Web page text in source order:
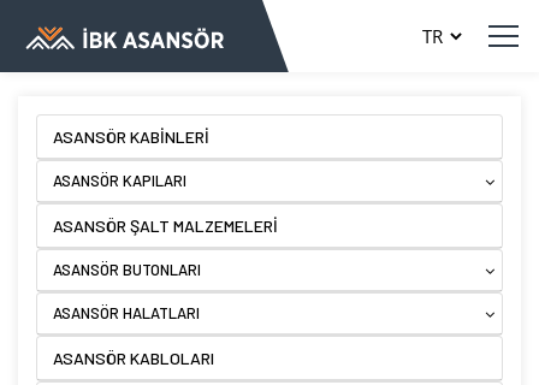
ASANSÖR KABİNLERİ
ASANSÖR KAPILARI
ASANSÖR ŞALT MALZEMELERİ
ASANSÖR BUTONLARI
ASANSÖR HALATLARI
ASANSÖR KABLOLARI